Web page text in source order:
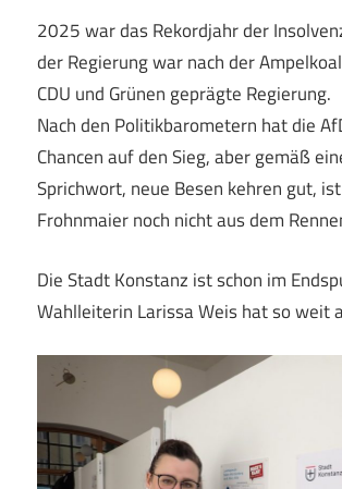
2025 war das Rekordjahr der
der Regierung war nach der
CDU und Grünen geprägte Regierung.
Nach den Politikbarometern hat die
Chancen auf den Sieg, aber gemäß
Sprichwort, neue Besen kehren gut,
Frohnmaier noch nicht aus dem
Die Stadt Konstanz ist schon im
Wahlleiterin Larissa Weis hat so weit